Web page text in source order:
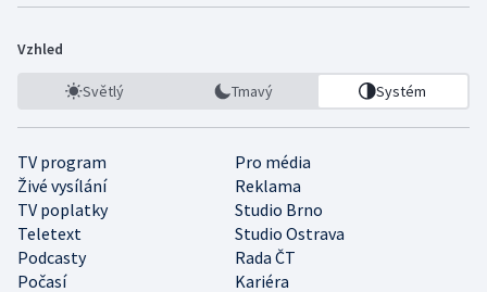
Vzhled
Světlý Tmavý Systém
TV program
Pro média
Živé vysílání
Reklama
TV poplatky
Studio Brno
Teletext
Studio Ostrava
Podcasty
Rada ČT
Počasí
Kariéra